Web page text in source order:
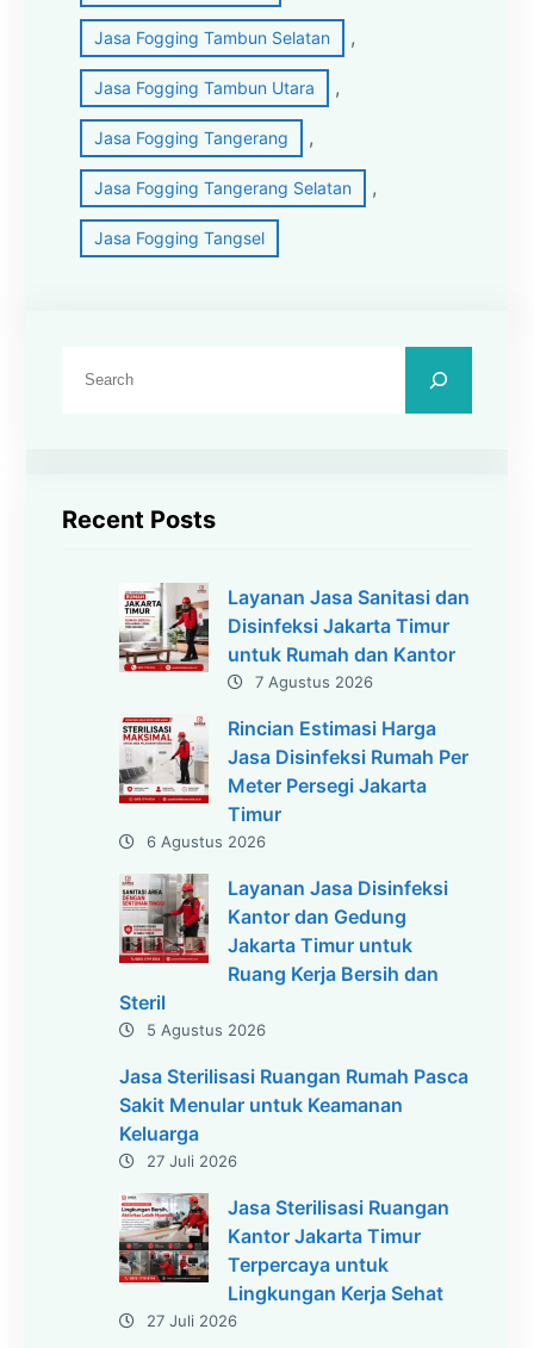
Jasa Fogging Tambun Selatan ,
Jasa Fogging Tambun Utara ,
Jasa Fogging Tangerang ,
Jasa Fogging Tangerang Selatan ,
Jasa Fogging Tangsel
Recent Posts
Layanan Jasa Sanitasi dan
Disinfeksi Jakarta Timur
untuk Rumah dan Kantor
7 Agustus 2026
Rincian Estimasi Harga
Jasa Disinfeksi Rumah Per
Meter Persegi Jakarta
Timur
6 Agustus 2026
Layanan Jasa Disinfeksi
Kantor dan Gedung
Jakarta Timur untuk
Ruang Kerja Bersih dan
Steril
5 Agustus 2026
Jasa Sterilisasi Ruangan Rumah Pasca
Sakit Menular untuk Keamanan
Keluarga
27 Juli 2026
Jasa Sterilisasi Ruangan
Kantor Jakarta Timur
Terpercaya untuk
Lingkungan Kerja Sehat
27 Juli 2026